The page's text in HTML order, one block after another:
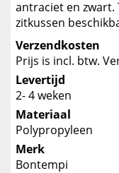
antraciet en zwart.
zitkussen
Verzendkosten
Prijs is incl. btw.
Levertijd
2- 4 weken
Materiaal
Polypropyleen
Merk
Bontempi